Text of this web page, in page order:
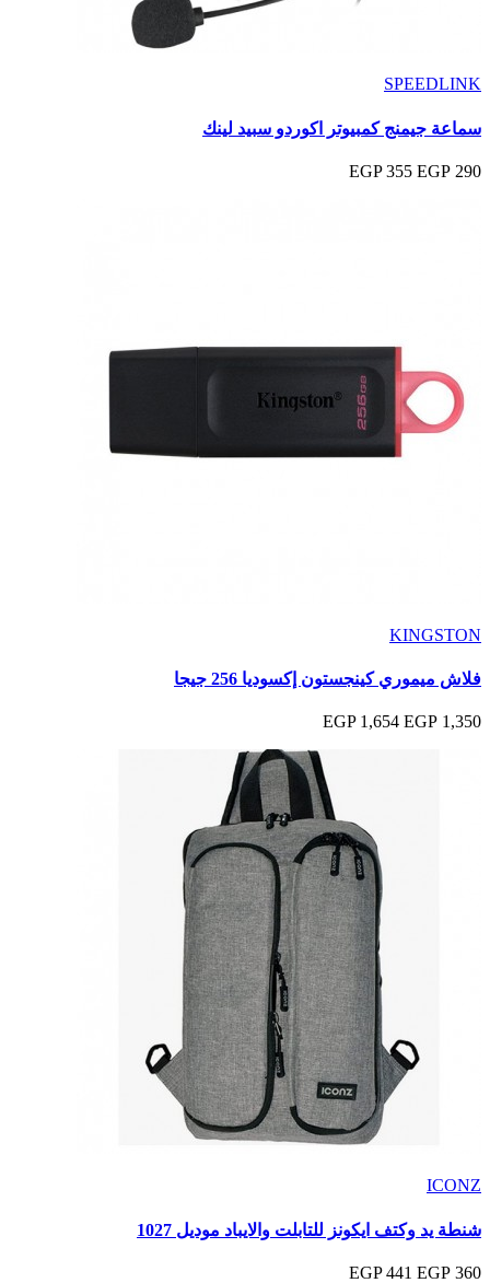
SPEEDLINK
سماعة جيمنج كمبيوتر اكوردو سبيد لينك
290 EGP
355 EGP
KINGSTON
فلاش ميموري كينجستون إكسوديا 256 جيجا
1,350 EGP
1,654 EGP
ICONZ
شنطة يد وكتف ايكونز للتابلت والايباد موديل 1027
360 EGP
441 EGP